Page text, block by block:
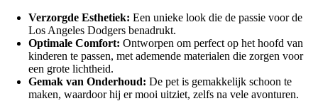
Verzorgde Esthetiek: Een unieke look die de passie voor de
Los Angeles Dodgers benadrukt.
Optimale Comfort: Ontworpen om perfect op het hoofd van
kinderen te passen, met ademende materialen die zorgen voor
een grote lichtheid.
Gemak van Onderhoud: De pet is gemakkelijk schoon te
maken, waardoor hij er mooi uitziet, zelfs na vele avonturen.